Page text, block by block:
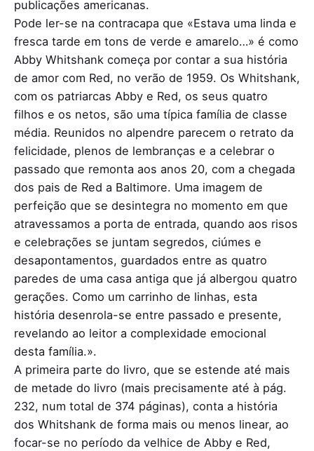
publicações americanas.
Pode ler-se na contracapa que «Estava uma linda e
fresca tarde em tons de verde e amarelo…» é como
Abby Whitshank começa por contar a sua história
de amor com Red, no verão de 1959. Os Whitshank,
com os patriarcas Abby e Red, os seus quatro
filhos e os netos, são uma típica família de classe
média. Reunidos no alpendre parecem o retrato da
felicidade, plenos de lembranças e a celebrar o
passado que remonta aos anos 20, com a chegada
dos pais de Red a Baltimore. Uma imagem de
perfeição que se desintegra no momento em que
atravessamos a porta de entrada, quando aos risos
e celebrações se juntam segredos, ciúmes e
desapontamentos, guardados entre as quatro
paredes de uma casa antiga que já albergou quatro
gerações. Como um carrinho de linhas, esta
história desenrola-se entre passado e presente,
revelando ao leitor a complexidade emocional
desta família.».
A primeira parte do livro, que se estende até mais
de metade do livro (mais precisamente até à pág.
232, num total de 374 páginas), conta a história
dos Whitshank de forma mais ou menos linear, ao
focar-se no período da velhice de Abby e Red,